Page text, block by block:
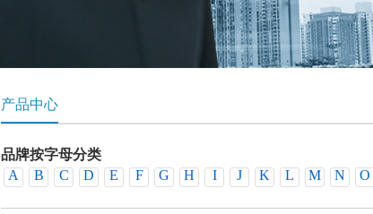
产品中心
品牌按字母分类
A
B C D E F G H I J K L M N O